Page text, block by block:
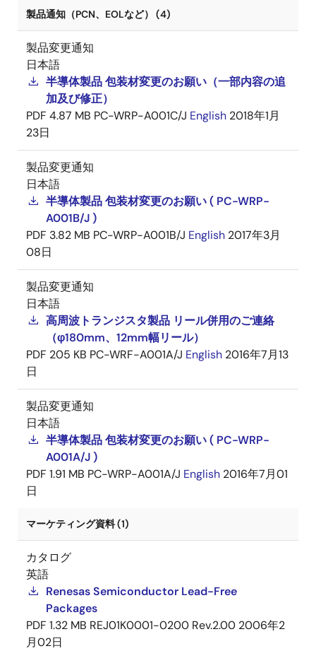
製品通知（PCN、EOLなど） (4)
製品変更通知
日本語
半導体製品 包装材変更のお願い（一部内容の追
加及び修正）
PDF 4.87 MB PC-WRP-A001C/J English 2018年1月
23日
製品変更通知
日本語
半導体製品 包装材変更のお願い ( PC-WRP-
A001B/J )
PDF 3.82 MB PC-WRP-A001B/J English 2017年3月
08日
製品変更通知
日本語
高周波トランジスタ製品 リール併用のご連絡
（φ180mm、12mm幅リール）
PDF 205 KB PC-WRF-A001A/J English 2016年7月13
日
製品変更通知
日本語
半導体製品 包装材変更のお願い ( PC-WRP-
A001A/J )
PDF 1.91 MB PC-WRP-A001A/J English 2016年7月01
日
マーケティング資料 (1)
カタログ
英語
Renesas Semiconductor Lead-Free
Packages
PDF 1.32 MB REJ01K0001-0200 Rev.2.00 2006年2
月02日